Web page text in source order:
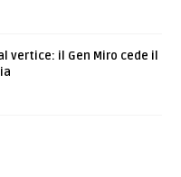
vertice: il Gen Miro cede il